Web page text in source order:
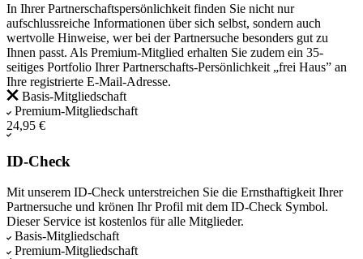
In Ihrer Partnerschaftspersönlichkeit finden Sie nicht nur
aufschlussreiche Informationen über sich selbst, sondern auch
wertvolle Hinweise, wer bei der Partnersuche besonders gut zu
Ihnen passt. Als Premium-Mitglied erhalten Sie zudem ein 35-
seitiges Portfolio Ihrer Partnerschafts-Persönlichkeit „frei Haus” an
Ihre registrierte E-Mail-Adresse.
Basis-Mitgliedschaft
Premium-Mitgliedschaft
24,95 €
ID-Check
Mit unserem ID-Check unterstreichen Sie die Ernsthaftigkeit Ihrer
Partnersuche und krönen Ihr Profil mit dem ID-Check Symbol.
Dieser Service ist kostenlos für alle Mitglieder.
Basis-Mitgliedschaft
Premium-Mitgliedschaft